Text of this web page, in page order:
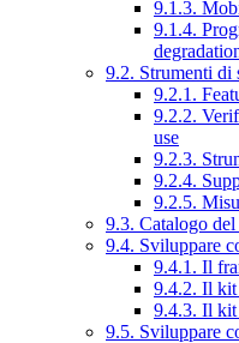
9.1.3.
9.1.4.
9.2. Strumenti di
9.2.1.
9.2.2.
use
9.2.3.
9.2.4.
9.2.5.
9.3. Catalogo
9.4. Sviluppare
9.4.1. Il
9.4.2. Il
9.4.3. Il
9.5. Sviluppare